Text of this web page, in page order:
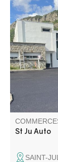
Entretien,
Dacia et
Provence
dans la
St Ju Auto
SAINT-